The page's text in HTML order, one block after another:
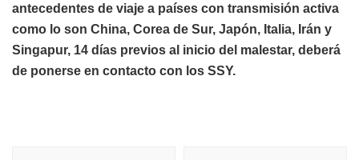
antecedentes de viaje a países con transmisión activa
como lo son China, Corea de Sur, Japón, Italia, Irán y
Singapur, 14 días previos al inicio del malestar, deberá
de ponerse en contacto con los SSY.